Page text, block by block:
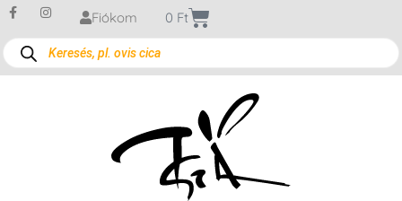
Fiókom 0 Ft